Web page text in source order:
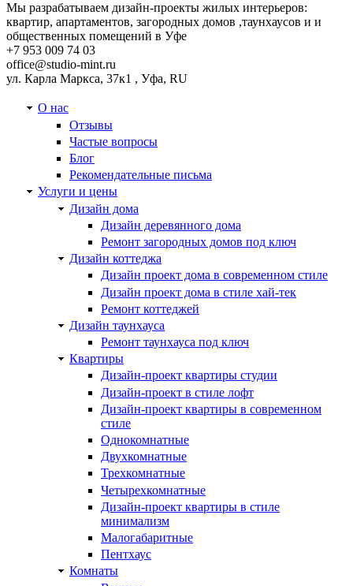
Мы разрабатываем дизайн-проекты жилых интерьеров:
квартир, апартаментов, загородных домов ,таунхаусов и и
общественных помещений в Уфе
+7 953 009 74 03
office@studio-mint.ru
ул. Карла Маркса, 37к1 , Уфа, RU
О нас
Отзывы
Частые вопросы
Блог
Рекомендательные письма
Услуги и цены
Дизайн дома
Дизайн деревянного дома
Ремонт загородных домов под ключ
Дизайн коттеджа
Дизайн проект дома в современном стиле
Дизайн проект дома в стиле хай-тек
Ремонт коттеджей
Дизайн таунхауса
Ремонт таунхауса под ключ
Квартиры
Дизайн-проект квартиры студии
Дизайн-проект в стиле лофт
Дизайн-проект квартиры в современном
стиле
Однокомнатные
Двухкомнатные
Трехкомнатные
Четырехкомнатные
Дизайн-проект квартиры в стиле
минимализм
Малогабаритные
Пентхаус
Комнаты